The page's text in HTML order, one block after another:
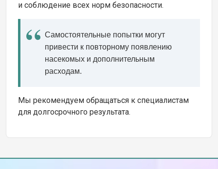
и соблюдение всех норм безопасности.
Самостоятельные попытки могут
привести к повторному появлению
насекомых и дополнительным
расходам.
Мы рекомендуем обращаться к специалистам
для долгосрочного результата.